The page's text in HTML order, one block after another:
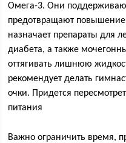
Омега-3. Они
предотвращают
назначает препараты для
диабета, а также
оттягивать лишнюю
рекомендует делать
очки. Придется
питания
Важно ограничить время,